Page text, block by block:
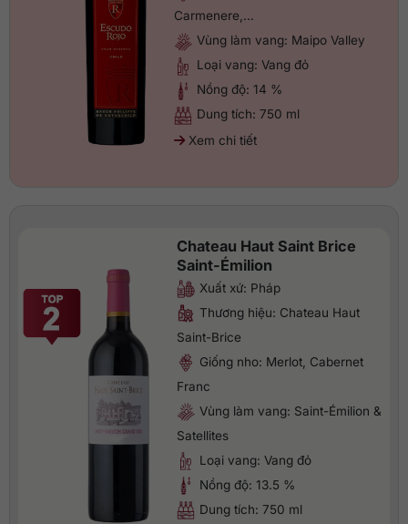
Carmenere,…
Vùng làm vang: Maipo Valley
Loại vang: Vang đỏ
Nồng độ: 14 %
Dung tích: 750 ml
Xem chi tiết
Chateau Haut Saint Brice
Saint-Émilion
Xuất xứ: Pháp
Thương hiệu: Chateau Haut
Saint-Brice
Giống nho: Merlot, Cabernet
Franc
Vùng làm vang: Saint-Émilion &
Satellites
Loại vang: Vang đỏ
Nồng độ: 13.5 %
Dung tích: 750 ml